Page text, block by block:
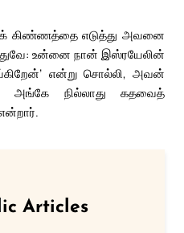
எடுத்து அவனை
உன்னை நான் இஸ்ரயேலின்
என்று சொல்லி, அவன்
நில்லாது கதவைத்
Articles